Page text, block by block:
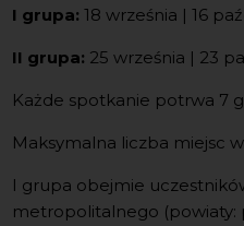
I grupa: 18 września | 16
II grupa: 25 września | 23
Każde spotkanie potrwa 7
Maksymalna liczba miejsc
I grupa obejmie
metropolitalnego (powiaty: